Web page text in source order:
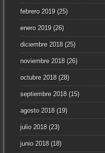
febrero 2019(25)
enero 2019(26)
diciembre 2018(25)
noviembre 2018(26)
octubre 2018(28)
septiembre 2018(15)
agosto 2018(19)
julio 2018(23)
junio 2018(18)